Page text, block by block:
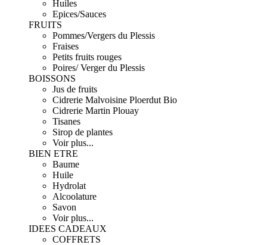
Huiles
Epices/Sauces
FRUITS
Pommes/Vergers du Plessis
Fraises
Petits fruits rouges
Poires/ Verger du Plessis
BOISSONS
Jus de fruits
Cidrerie Malvoisine Ploerdut Bio
Cidrerie Martin Plouay
Tisanes
Sirop de plantes
Voir plus...
BIEN ETRE
Baume
Huile
Hydrolat
Alcoolature
Savon
Voir plus...
IDEES CADEAUX
COFFRETS